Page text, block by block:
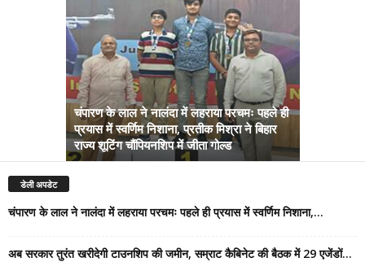
चंपारण के लाल ने नालंदा में लहराया परचमः पहले ही
प्रयास में स्वर्णिम निशाना, प्रतीक मिश्रा ने बिहार
राज्य शूटिंग चौंपियनशिप में जीता गोल्ड
डेली अपडेट
चंपारण के लाल ने नालंदा में लहराया परचमः पहले ही प्रयास में स्वर्णिम निशाना,...
अब सरकार तुरंत खरीदेगी टाउनशिप की जमीन, सम्राट कैबिनेट की बैठक में 29 एजेंडों...